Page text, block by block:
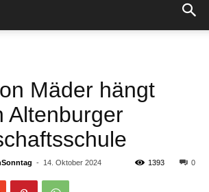
Mäder hängt
Altenburger
- 14. Oktober 2024 0
1393